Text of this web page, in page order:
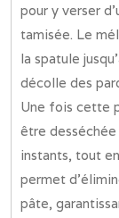
pour y verser
tamisée. Le
la spatule
décolle des
Une fois cette
être
instants, tout
permet
pâte,